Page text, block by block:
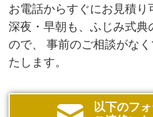
お電話からすぐにお見積り
深夜・早朝も、ふじみ式典
ので、
事前のご相談がな
たします。
以下のフ